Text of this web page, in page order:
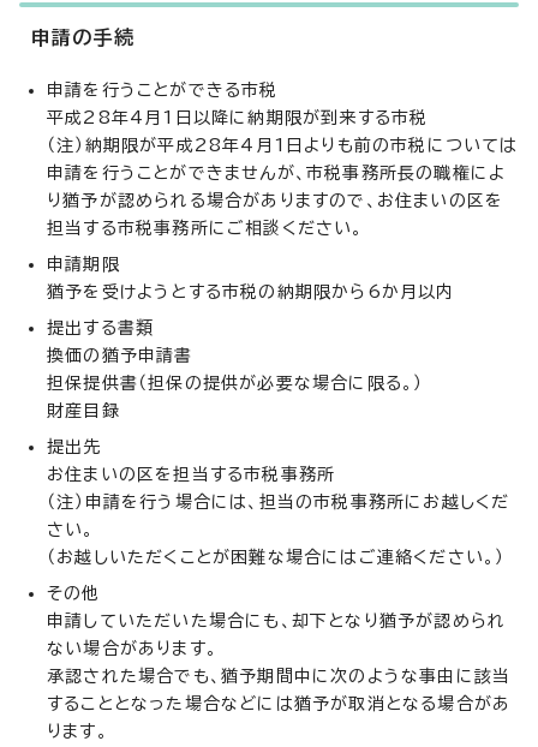
申請の手続
申請を行うことができる市税
平成28年4月1日以降に納期限が到来する市税
（注）納期限が平成28年4月1日よりも前の市税については
申請を行うことができませんが、市税事務所長の職権によ
り猶予が認められる場合がありますので、お住まいの区を
担当する市税事務所にご相談ください。
申請期限
猶予を受けようとする市税の納期限から6か月以内
提出する書類
換価の猶予申請書
担保提供書（担保の提供が必要な場合に限る。）
財産目録
提出先
お住まいの区を担当する市税事務所
（注）申請を行う場合には、担当の市税事務所にお越しくだ
さい。
（お越しいただくことが困難な場合にはご連絡ください。）
その他
申請していただいた場合にも、却下となり猶予が認められ
ない場合があります。
承認された場合でも、猶予期間中に次のような事由に該当
することとなった場合などには猶予が取消となる場合があ
ります。